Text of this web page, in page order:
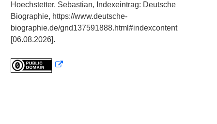
Hoechstetter, Sebastian, Indexeintrag: Deutsche
Biographie, https://www.deutsche-
biographie.de/gnd137591888.html#indexcontent
[06.08.2026].